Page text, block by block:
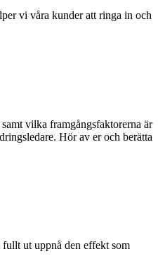
vi våra kunder att ringa in och
vilka framgångsfaktorerna är
Hör av er och berätta
ut uppnå den effekt som